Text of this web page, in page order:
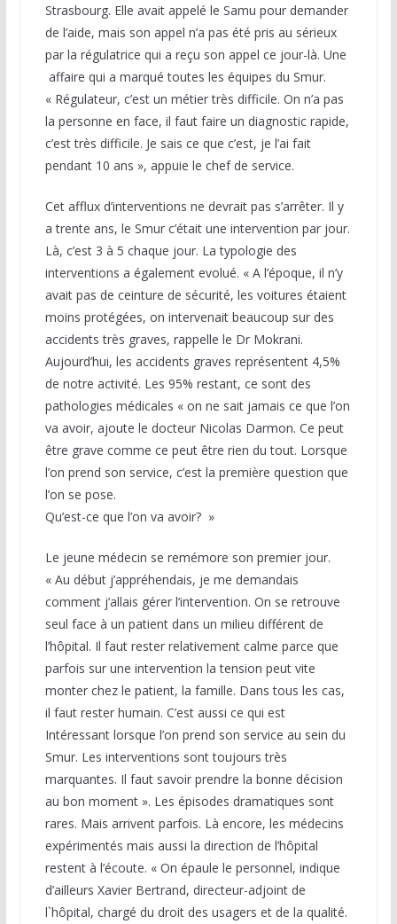
Strasbourg. Elle avait appelé le Samu pour demander
de l’aide, mais son appel n’a pas été pris au sérieux
par la régulatrice qui a reçu son appel ce jour-là. Une
affaire qui a marqué toutes les équipes du Smur.
« Régulateur, c’est un métier très difficile. On n’a pas
la personne en face, il faut faire un diagnostic rapide,
c’est très difficile. Je sais ce que c’est, je l’ai fait
pendant 10 ans », appuie le chef de service.
Cet afflux d’interventions ne devrait pas s’arrêter. Il y
a trente ans, le Smur c’était une intervention par jour.
Là, c’est 3 à 5 chaque jour. La typologie des
interventions a également evolué. « A l’époque, il n’y
avait pas de ceinture de sécurité, les voitures étaient
moins protégées, on intervenait beaucoup sur des
accidents très graves, rappelle le Dr Mokrani.
Aujourd’hui, les accidents graves représentent 4,5%
de notre activité. Les 95% restant, ce sont des
pathologies médicales « on ne sait jamais ce que l’on
va avoir, ajoute le docteur Nicolas Darmon. Ce peut
être grave comme ce peut être rien du tout. Lorsque
l’on prend son service, c’est la première question que
l’on se pose.
Qu’est-ce que l’on va avoir? »
Le jeune médecin se remémore son premier jour.
« Au début j’appréhendais, je me demandais
comment j’allais gérer l’intervention. On se retrouve
seul face à un patient dans un milieu différent de
l’hôpital. Il faut rester relativement calme parce que
parfois sur une intervention la tension peut vite
monter chez le patient, la famille. Dans tous les cas,
il faut rester humain. C’est aussi ce qui est
Intéressant lorsque l’on prend son service au sein du
Smur. Les interventions sont toujours très
marquantes. Il faut savoir prendre la bonne décision
au bon moment ». Les épisodes dramatiques sont
rares. Mais arrivent parfois. Là encore, les médecins
expérimentés mais aussi la direction de l’hôpital
restent à l’écoute. « On épaule le personnel, indique
d’ailleurs Xavier Bertrand, directeur-adjoint de
l`hôpital, chargé du droit des usagers et de la qualité.